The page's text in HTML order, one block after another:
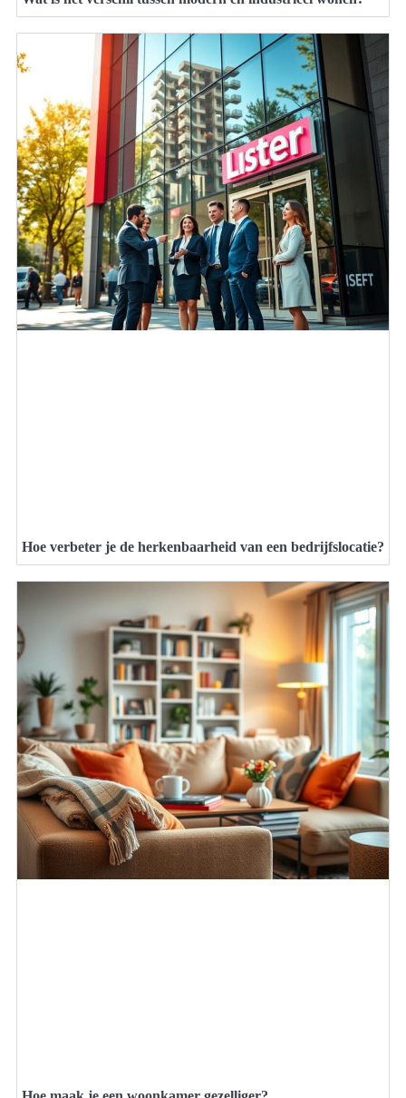
Hoe verbeter je de herkenbaarheid van een bedrijfslocatie?